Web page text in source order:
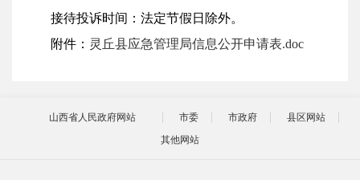
接待投诉时间：法定节假日除外。
附件： 灵丘县应急管理局信息公开申请表.doc
山西省人民政府网站 市委 市政府
县区网站
其他网站